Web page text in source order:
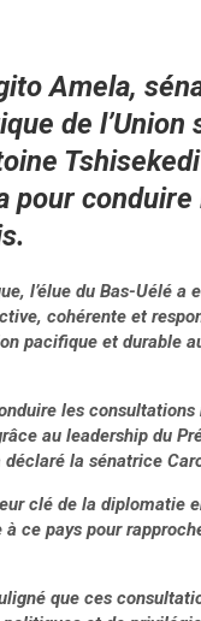
Amela,
de
pour
l’élue du Bas-Uélé
cohérente et
pacifique et durable
les
au leadership du
la sénatrice
clé de la diplomatie
ce pays pour
que ces